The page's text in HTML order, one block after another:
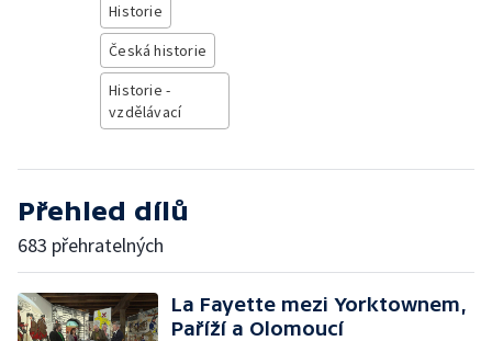
Historie
Česká historie
Historie -
vzdělávací
Přehled dílů
683 přehratelných
La Fayette mezi Yorktownem,
Paříží a Olomoucí